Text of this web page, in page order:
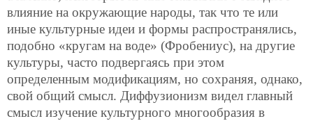
влияние на окружающие народы, так что те или
иные культурные идеи и формы распространялись,
подобно «кругам на воде» (Фробениус), на другие
культуры, часто подвергаясь при этом
определенным модификациям, но сохраняя, однако,
свой общий смысл. Диффузионизм видел главный
смысл изучение культурного многообразия в